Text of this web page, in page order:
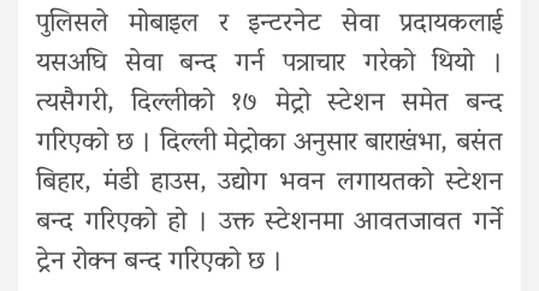
पुलिसले मोबाइल र इन्टरनेट सेवा प्रदायकलाई
यसअघि सेवा बन्द गर्न पत्राचार गरेको थियो ।
त्यसैगरी, दिल्लीको १७ मेट्रो स्टेशन समेत बन्द
गरिएको छ । दिल्ली मेट्रोका अनुसार बाराखंभा, बसंत
बिहार, मंडी हाउस, उद्योग भवन लगायतको स्टेशन
बन्द गरिएको हो । उक्त स्टेशनमा आवतजावत गर्ने
ट्रेन रोक्न बन्द गरिएको छ ।